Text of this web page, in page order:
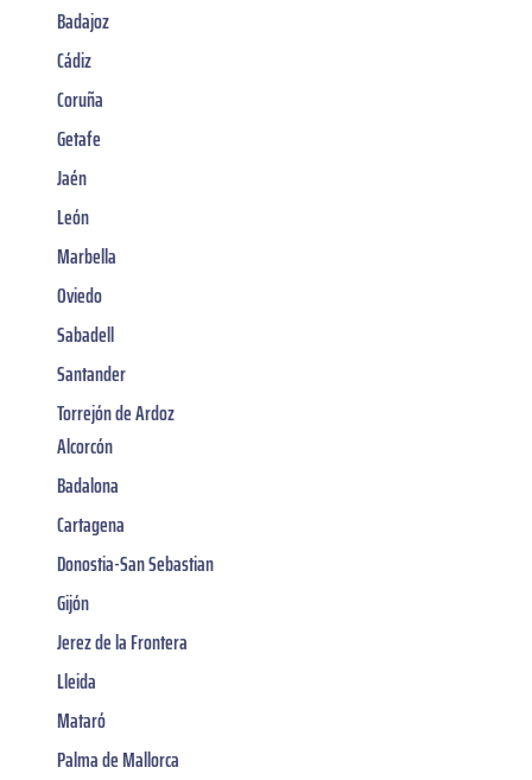
Badajoz
Cádiz
Coruña
Getafe
Jaén
León
Marbella
Oviedo
Sabadell
Santander
Torrejón de Ardoz
Alcorcón
Badalona
Cartagena
Donostia-San Sebastian
Gijón
Jerez de la Frontera
Lleida
Mataró
Palma de Mallorca